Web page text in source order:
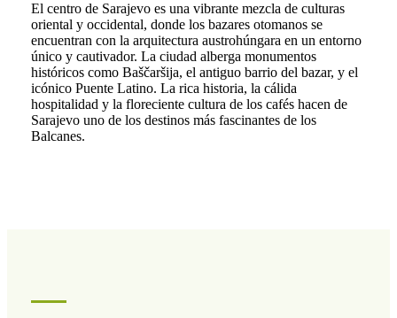
El centro de Sarajevo es una vibrante mezcla de culturas
oriental y occidental, donde los bazares otomanos se
encuentran con la arquitectura austrohúngara en un entorno
único y cautivador. La ciudad alberga monumentos
históricos como Baščaršija, el antiguo barrio del bazar, y el
icónico Puente Latino. La rica historia, la cálida
hospitalidad y la floreciente cultura de los cafés hacen de
Sarajevo uno de los destinos más fascinantes de los
Balcanes.